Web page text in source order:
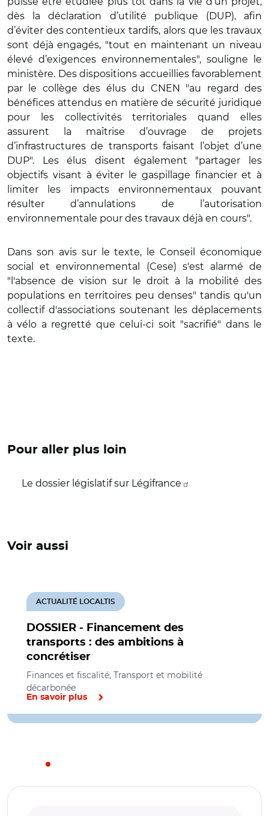
dès la déclaration d’utilité publique (DUP), afin
d’éviter des contentieux tardifs, alors que les travaux
sont déjà engagés, "tout en maintenant un niveau
élevé d’exigences environnementales", souligne le
ministère. Des dispositions accueillies favorablement
par le collège des élus du CNEN "au regard des
bénéfices attendus en matière de sécurité juridique
pour les collectivités territoriales quand elles
assurent la maîtrise d’ouvrage de projets
d’infrastructures de transports faisant l’objet d’une
DUP". Les élus disent également "partager les
objectifs visant à éviter le gaspillage financier et à
limiter les impacts environnementaux pouvant
résulter d’annulations de l’autorisation
environnementale pour des travaux déjà en cours".
Dans son avis sur le texte, le Conseil économique
social et environnemental (Cese) s'est alarmé de
"l'absence de vision sur le droit à la mobilité des
populations en territoires peu denses" tandis qu'un
collectif d'associations soutenant les déplacements
à vélo a regretté que celui-ci soit "sacrifié" dans le
texte.
Pour aller plus loin
Le dossier législatif sur Légifrance
Voir aussi
DOSSIER - Financement des
transports : des ambitions à
concrétiser
ACTUALITÉ LOCALTIS
Finances et fiscalité, Transport et mobilité
décarbonée
En savoir plus